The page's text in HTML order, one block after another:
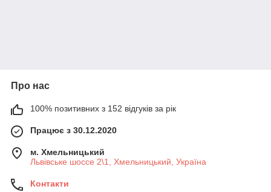
Про нас
100% позитивних з 152 відгуків за рік
Працює з 30.12.2020
м. Хмельницький
Львівське шоссе 2\1, Хмельницький, Україна
Контакти